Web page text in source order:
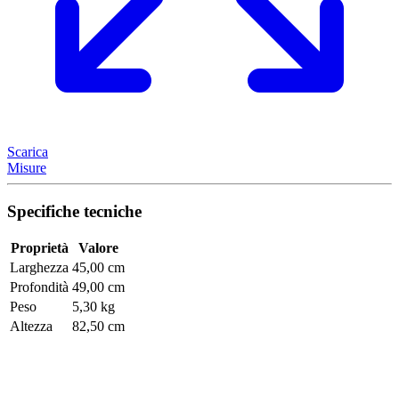
Scarica
Misure
Specifiche tecniche
Proprietà
Valore
Larghezza 45,00 cm
Profondità 49,00 cm
Peso
5,30 kg
Altezza
82,50 cm